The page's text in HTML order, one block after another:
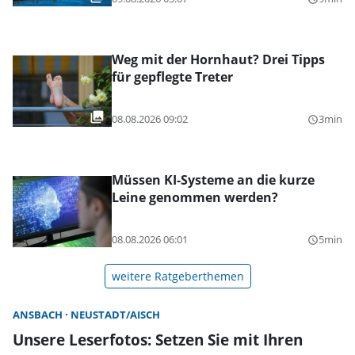
Weg mit der Hornhaut? Drei Tipps
für gepflegte Treter
08.08.2026 09:02 query_builder3min
Müssen KI-Systeme an die kurze
Leine genommen werden?
08.08.2026 06:01 query_builder5min
weitere Ratgeberthemen
ANSBACH NEUSTADT/AISCH
Unsere Leserfotos: Setzen Sie mit Ihren